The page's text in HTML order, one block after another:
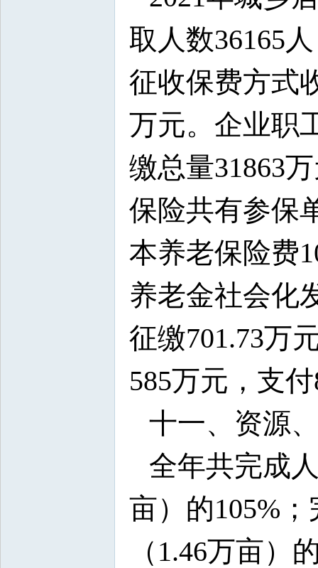
取人数36165
征收保费方式
万元。企业职
缴总量31863
保险共有参保
本养老保险费
养老金社会化
征缴701.73万
585万元，支
十一、资源
全年共完成
亩）的105%
（1.46万亩）